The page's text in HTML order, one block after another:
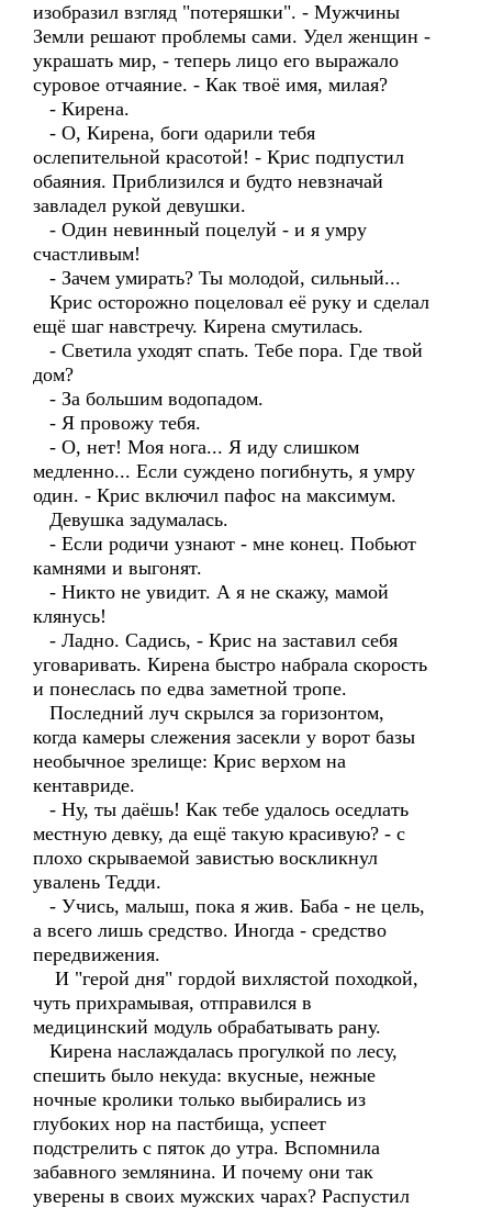
изобразил взгляд "потеряшки". - Мужчины
Земли решают проблемы сами. Удел женщин -
украшать мир, - теперь лицо его выражало
суровое отчаяние. - Как твоё имя, милая?
- Кирена.
- О, Кирена, боги одарили тебя
ослепительной красотой! - Крис подпустил
обаяния. Приблизился и будто невзначай
завладел рукой девушки.
- Один невинный поцелуй - и я умру
счастливым!
- Зачем умирать? Ты молодой, сильный...
Крис осторожно поцеловал её руку и сделал
ещё шаг навстречу. Кирена смутилась.
- Светила уходят спать. Тебе пора. Где твой
дом?
- За большим водопадом.
- Я провожу тебя.
- О, нет! Моя нога... Я иду слишком
медленно... Если суждено погибнуть, я умру
один. - Крис включил пафос на максимум.
Девушка задумалась.
- Если родичи узнают - мне конец. Побьют
камнями и выгонят.
- Никто не увидит. А я не скажу, мамой
клянусь!
- Ладно. Садись, - Крис на заставил себя
уговаривать. Кирена быстро набрала скорость
и понеслась по едва заметной тропе.
Последний луч скрылся за горизонтом,
когда камеры слежения засекли у ворот базы
необычное зрелище: Крис верхом на
кентавриде.
- Ну, ты даёшь! Как тебе удалось оседлать
местную девку, да ещё такую красивую? - с
плохо скрываемой завистью воскликнул
увалень Тедди.
- Учись, малыш, пока я жив. Баба - не цель,
а всего лишь средство. Иногда - средство
передвижения.
И "герой дня" гордой вихлястой походкой,
чуть прихрамывая, отправился в
медицинский модуль обрабатывать рану.
Кирена наслаждалась прогулкой по лесу,
спешить было некуда: вкусные, нежные
ночные кролики только выбирались из
глубоких нор на пастбища, успеет
подстрелить с пяток до утра. Вспомнила
забавного землянина. И почему они так
уверены в своих мужских чарах? Распустил